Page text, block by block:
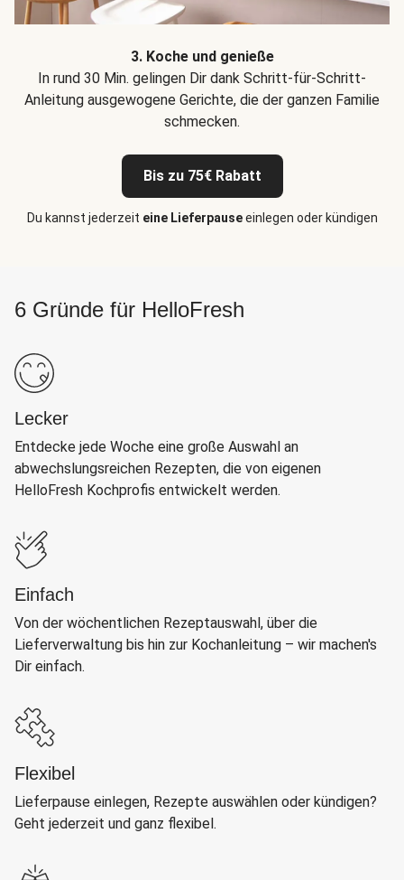
3. Koche und genieße
In rund 30 Min. gelingen Dir dank Schritt-für-Schritt-
Anleitung ausgewogene Gerichte, die der ganzen Familie
schmecken.
Bis zu 75€ Rabatt
Du kannst jederzeit eine Lieferpauseeinlegen oder kündigen
6 Gründe für HelloFresh
Lecker
Entdecke jede Woche eine große Auswahl an
abwechslungsreichen Rezepten, die von eigenen
HelloFresh Kochprofis entwickelt werden.
Einfach
Von der wöchentlichen Rezeptauswahl, über die
Lieferverwaltung bis hin zur Kochanleitung – wir machen's
Dir einfach.
Flexibel
Lieferpause einlegen, Rezepte auswählen oder kündigen?
Geht jederzeit und ganz flexibel.